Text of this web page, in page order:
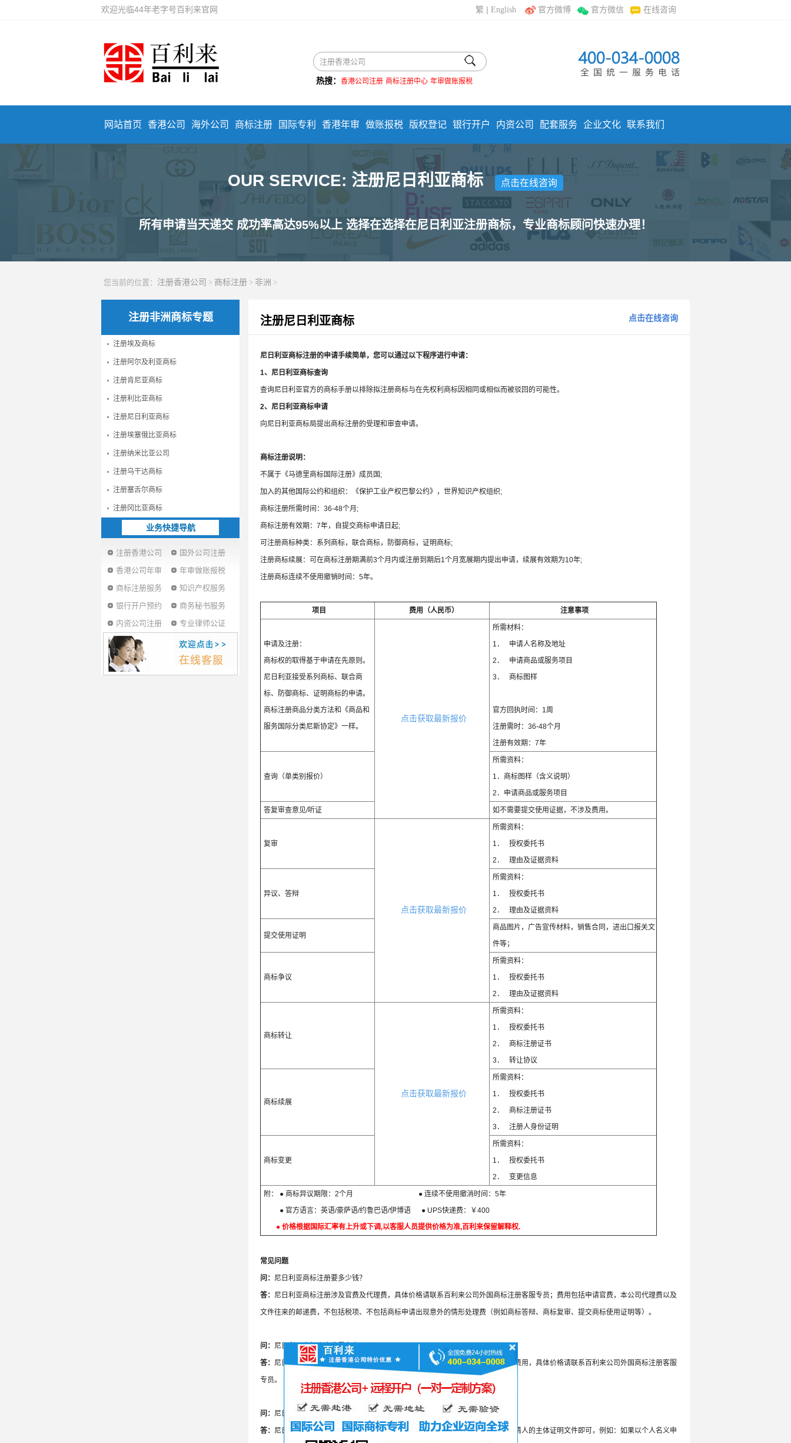
欢迎光临44年老字号百利来官网 繁 |English 官方微博 官方微信 在线咨询
热搜： 香港公司注册 商标注册中心 年审做账报税
网站首页 香港公司 海外公司 商标注册 国际专利 香港年审 做账报税 版权登记 银行开户 内资公司 配套服务 企业文化 联系我们
OUR SERVICE: 注册尼日利亚商标 点击在线咨询
所有申请当天递交 成功率高达95%以上 选择在选择在尼日利亚注册商标，专业商标顾问快速办理！
您当前的位置： 注册香港公司 > 商标注册 > 非洲 >
注册非洲商标专题
注册埃及商标
注册阿尔及利亚商标
注册肯尼亚商标
注册利比亚商标
注册尼日利亚商标
注册埃塞俄比亚商标
注册纳米比亚公司
注册乌干达商标
注册塞舌尔商标
注册冈比亚商标
业务快捷导航
注册香港公司
国外公司注册
香港公司年审
年审做账报税
商标注册服务
知识产权服务
银行开户预约
商务秘书服务
内资公司注册
专业律师公证
注册尼日利亚商标 点击在线咨询
尼日利亚商标注册的申请手续简单，您可以通过以下程序进行申请：
1、尼日利亚商标查询
查询尼日利亚官方的商标手册以排除拟注册商标与在先权利商标因相同或相似而被驳回的可能性。
2、尼日利亚商标申请
向尼日利亚商标局提出商标注册的受理和审查申请。
商标注册说明：
不属于《马德里商标国际注册》成员国;
加入的其他国际公约和组织：《保护工业产权巴黎公约》，世界知识产权组织;
商标注册所需时间：36-48个月;
商标注册有效期：7年，自提交商标申请日起;
可注册商标种类：系列商标，联合商标，防御商标，证明商标;
注册商标续展：可在商标注册期满前3个月内或注册到期后1个月宽展期内提出申请，续展有效期为10年;
注册商标连续不使用撤销时间：5年。
项目 费用（人民币） 注意事项
申请及注册：
商标权的取得基于申请在先原则。
尼日利亚接受系列商标、联合商
标、防御商标、证明商标的申请。
商标注册商品分类方法和《商品和
服务国际分类尼斯协定》一样。
点击获取最新报价
所需材料：
1． 申请人名称及地址
2． 申请商品或服务项目
3． 商标图样
官方回执时间：1周
注册需时：36-48个月
注册有效期：7年
查询（单类别报价）
所需资料：
1．商标图样（含义说明）
2．申请商品或服务项目
答复审查意见/听证 如不需要提交使用证据，不涉及费用。
复审
点击获取最新报价
所需资料：
1． 授权委托书
2． 理由及证据资料
异议、答辩
所需资料：
1． 授权委托书
2． 理由及证据资料
提交使用证明
商品图片，广告宣传材料，销售合同，进出口报关文
件等；
商标争议
所需资料：
1． 授权委托书
2． 理由及证据资料
商标转让
点击获取最新报价
所需资料：
1． 授权委托书
2． 商标注册证书
3． 转让协议
商标续展
所需资料：
1． 授权委托书
2． 商标注册证书
3． 注册人身份证明
商标变更
所需资料：
1． 授权委托书
2． 变更信息
附： ● 商标异议期限：2个月 ● 连续不使用撤消时间：5年
● 官方语言：英语/豪萨语/约鲁巴语/伊博语 ● UPS快递费：￥400
● 价格根据国际汇率有上升或下调,以客服人员提供价格为准,百利来保留解释权.
常见问题
问： 尼日利亚商标注册要多少钱？
答： 尼日利亚商标注册涉及官费及代理费，具体价格请联系百利来公司外国商标注册客服专员；费用包括申请官费，本公司代理费以及
文件往来的邮递费，不包括税项、不包括商标申请出现意外的情形处理费（例如商标答辩、商标复审、提交商标使用证明等）。
问： 尼日利亚商标查询费是多少？
答： 尼日利亚商标查询是非必须的，如果要作商标查询，则要支付相应的商标查询费用，具体价格请联系百利来公司外国商标注册客服
专员。
问： 尼日利亚商标注册要什么条件？
答： 尼日利亚商标局对申请人不设过多限制，对于申请人要求方面，只需要提交申请人的主体证明文件即可，例如：如果以个人名义申